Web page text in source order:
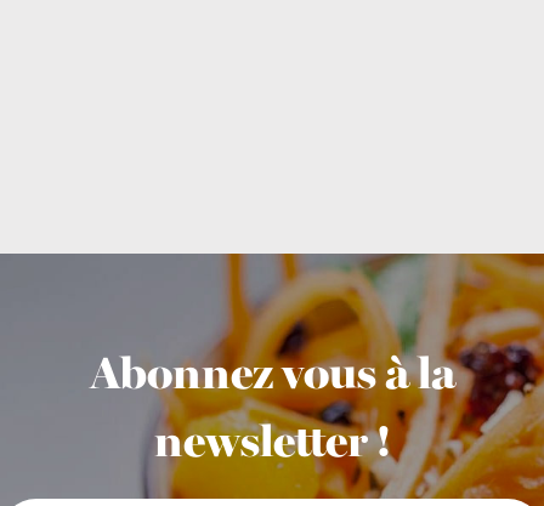
Abonnez vous à la
newsletter !